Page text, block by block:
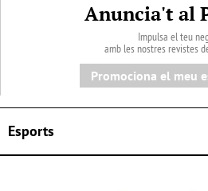
Anuncia't al
Impulsa el teu
amb les nostres revistes
Promociona el meu
Esports